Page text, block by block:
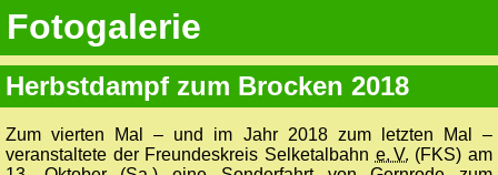
Fotogalerie
Herbstdampf zum Brocken 2018
Zum vierten Mal – und im Jahr 2018 zum letzten Mal –
veranstaltete der Freundes­kreis Selketal­bahn e. V. (FKS) am